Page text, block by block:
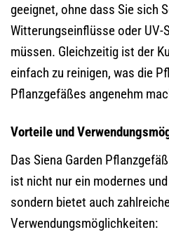
geeignet, ohne dass Sie sich
Witterungseinflüsse oder UV-
müssen. Gleichzeitig ist der
einfach zu reinigen, was die
Pflanzgefäßes angenehm
Vorteile und
Das Siena Garden
ist nicht nur ein modernes
sondern bietet auch
Verwendungsmöglichkeiten: